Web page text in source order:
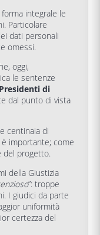
integrale le
Particolare
dati personali
omessi.
oggi,
le sentenze
di
dal punto di vista
centinaia di
è importante; come
del progetto.
della Giustizia
”: troppe
I giudici da parte
uniformità
certezza del